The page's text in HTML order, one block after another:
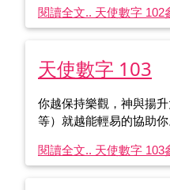
閱讀全文.. 天使數字 102
天使數字 103
你越保持樂觀，神與揚
等）就越能輕易的協助你
閱讀全文.. 天使數字 103